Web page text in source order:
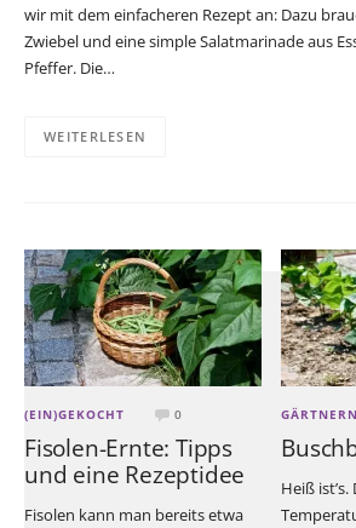
wir mit dem einfacheren Rezept an: Dazu
Zwiebel und eine simple Salatmarinade aus
Pfeffer. Die…
WEITERLESEN
(EIN)GEKOCHT 0
Fisolen-Ernte: Tipps
und eine Rezeptidee
Fisolen kann man bereits etwa
GÄRTNERN
Heiß